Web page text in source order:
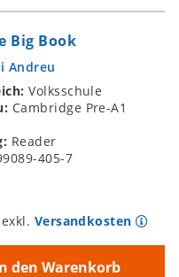
Big Book
Andreu
Volksschule
Cambridge Pre-A1
Reader
405-7
Versandkosten
den Warenkorb